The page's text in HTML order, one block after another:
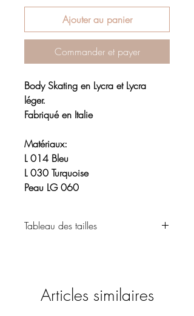
Ajouter au panier
Commander et payer
Body Skating en Lycra et Lycra
léger.
Fabriqué en Italie
Matériaux:
L 014 Bleu
L 030 Turquoise
Peau LG 060
Tableau des tailles
Articles similaires